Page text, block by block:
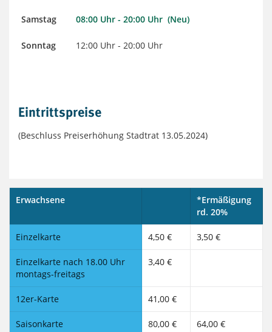
Samstag 08:00 Uhr - 20:00 Uhr (Neu)
Sonntag 12:00 Uhr - 20:00 Uhr
Eintrittspreise
(Beschluss Preiserhöhung Stadtrat 13.05.2024)
Erwachsene
*Ermäßigung
rd. 20%
Einzelkarte 4,50 € 3,50 €
Einzelkarte nach 18.00 Uhr
montags-freitags
3,40 €
12er-Karte 41,00 €
Saisonkarte 80,00 € 64,00 €